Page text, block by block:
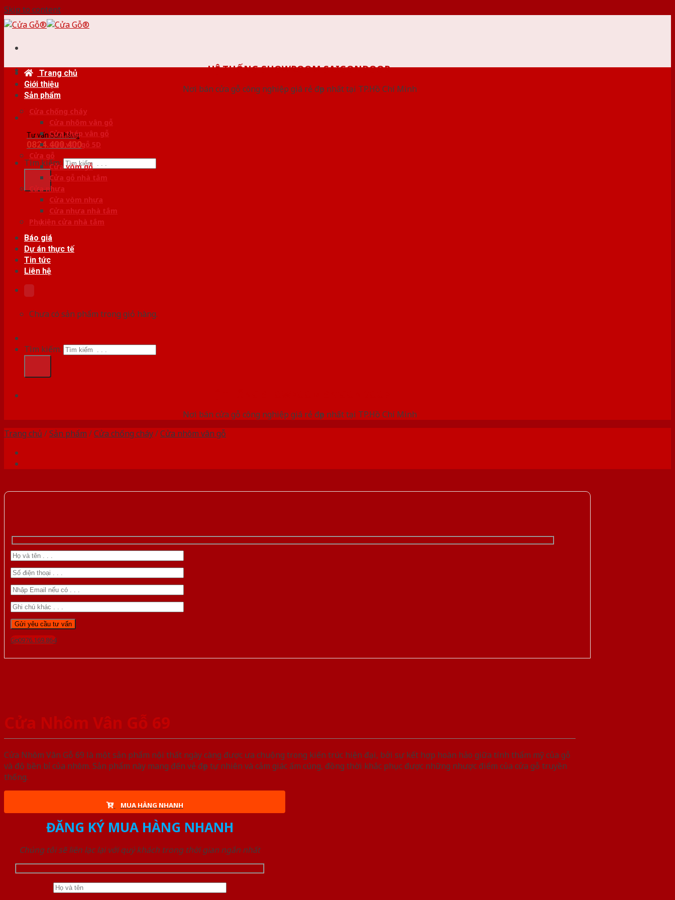
Skip to content
HỆ THỐNG SHOWROOM SAIGONDOOR
Nơi bán cửa gỗ công nghiệp giá rẻ đẹp nhất tại TP.Hồ Chí Minh
Tư vấn bán hàng
0824.400.400
Tìm kiếm:
Trang chủ
Giới thiệu
Sản phẩm
Cửa chống cháy
Cửa nhôm vân gỗ
Cửa thép vân gỗ
Cửa vân gỗ 5D
Cửa gỗ
Cửa vòm gỗ
Cửa gỗ nhà tắm
Cửa nhựa
Cửa vòm nhựa
Cửa nhựa nhà tắm
Phụ kiện cửa nhà tắm
Báo giá
Dự án thực tế
Tin tức
Liên hệ
Chưa có sản phẩm trong giỏ hàng.
Tìm kiếm:
Nơi bán cửa gỗ công nghiệp giá rẻ đẹp nhất tại TP.Hồ Chí Minh
Trang chủ /Sản phẩm /Cửa chống cháy/Cửa nhôm vân gỗ
Gọi 0976.169.864
Cửa Nhôm Vân Gỗ 69
Cửa Nhôm Vân Gỗ 69 là một sản phẩm nội thất ngày càng được ưa chuộng trong kiến trúc hiện đại, bởi sự kết hợp hoàn hảo giữa tính thẩm mỹ của gỗ
và độ bền bỉ của nhôm. Sản phẩm này mang đến vẻ đẹp tự nhiên và cảm giác ấm cúng, đồng thời khắc phục được những nhược điểm của cửa gỗ truyền
thống.
MUA HÀNG NHANH
ĐĂNG KÝ MUA HÀNG NHANH
Chúng tôi sẽ liên lạc lại với quý khách trong thời gian ngắn nhất